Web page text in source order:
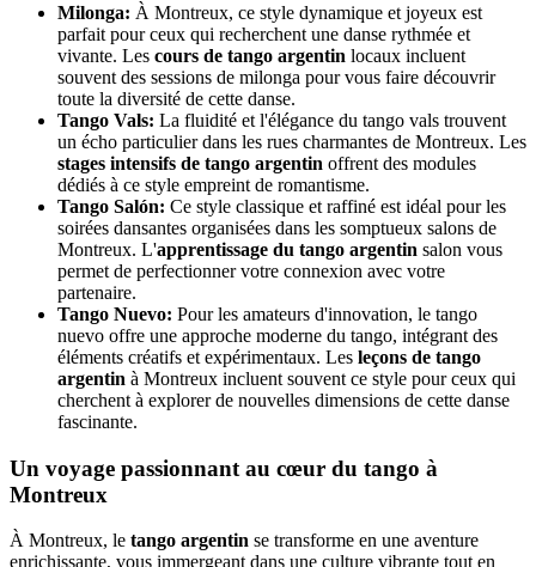
Milonga: À Montreux, ce style dynamique et joyeux est
parfait pour ceux qui recherchent une danse rythmée et
vivante. Les cours de tango argentin locaux incluent
souvent des sessions de milonga pour vous faire découvrir
toute la diversité de cette danse.
Tango Vals: La fluidité et l'élégance du tango vals trouvent
un écho particulier dans les rues charmantes de Montreux. Les
stages intensifs de tango argentin offrent des modules
dédiés à ce style empreint de romantisme.
Tango Salón: Ce style classique et raffiné est idéal pour les
soirées dansantes organisées dans les somptueux salons de
Montreux. L'apprentissage du tango argentin salon vous
permet de perfectionner votre connexion avec votre
partenaire.
Tango Nuevo: Pour les amateurs d'innovation, le tango
nuevo offre une approche moderne du tango, intégrant des
éléments créatifs et expérimentaux. Les leçons de tango
argentin à Montreux incluent souvent ce style pour ceux qui
cherchent à explorer de nouvelles dimensions de cette danse
fascinante.
Un voyage passionnant au cœur du tango à
Montreux
À Montreux, le tango argentin se transforme en une aventure
enrichissante, vous immergeant dans une culture vibrante tout en